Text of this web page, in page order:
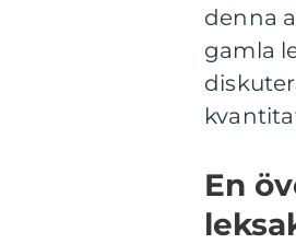
denna
gamla
En